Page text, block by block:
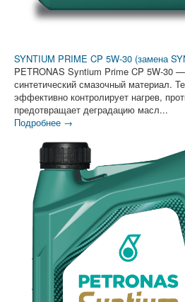
SYNTIUM PRIME CP 5W-30 (замена
PETRONAS Syntium Prime CP 5W-30
синтетический смазочный материал.
эффективно контролирует нагрев,
предотвращает деградацию масл...
Подробнее →